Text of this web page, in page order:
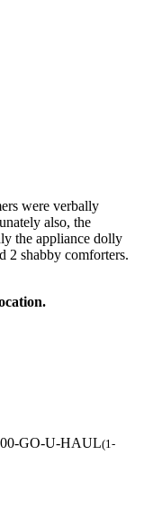
were verbally
also, the
the appliance dolly
2 shabby comforters.
GO-U-HAUL(1-